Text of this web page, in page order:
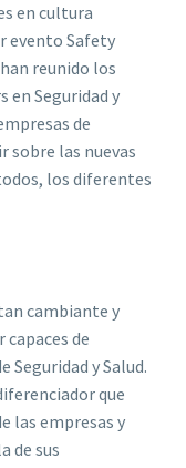
en cultura
evento Safety
reunido los
en Seguridad y
de
sobre las nuevas
los diferentes
cambiante y
de
Seguridad y Salud.
que
las empresas y
de sus